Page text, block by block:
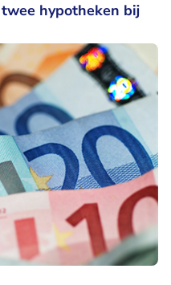
hypotheken bij